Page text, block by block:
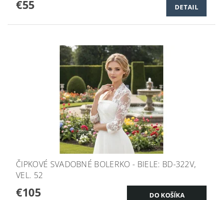
€55 DETAIL
ČIPKOVÉ SVADOBNÉ BOLERKO - BIELE: BD-322V,
VEL. 52
€105